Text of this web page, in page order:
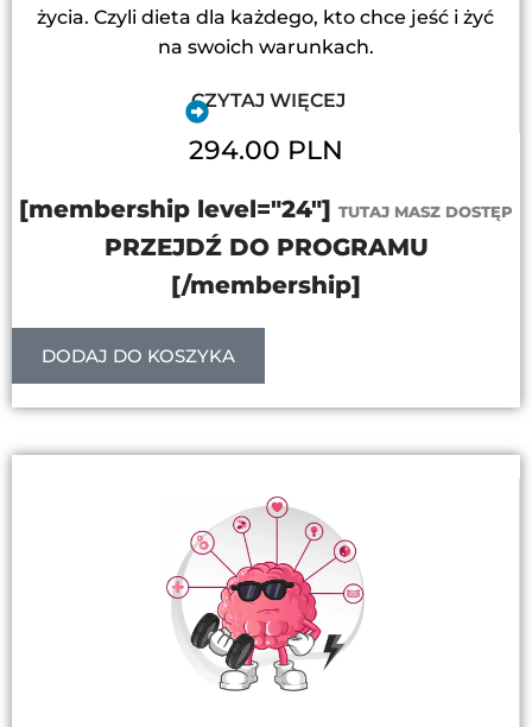
życia. Czyli dieta dla każdego, kto chce jeść i żyć
na swoich warunkach.
CZYTAJ WIĘCEJ
294.00 PLN
[membership level="24"] TUTAJ MASZ DOSTĘP
PRZEJDŹ DO PROGRAMU
[/membership]
DODAJ DO KOSZYKA